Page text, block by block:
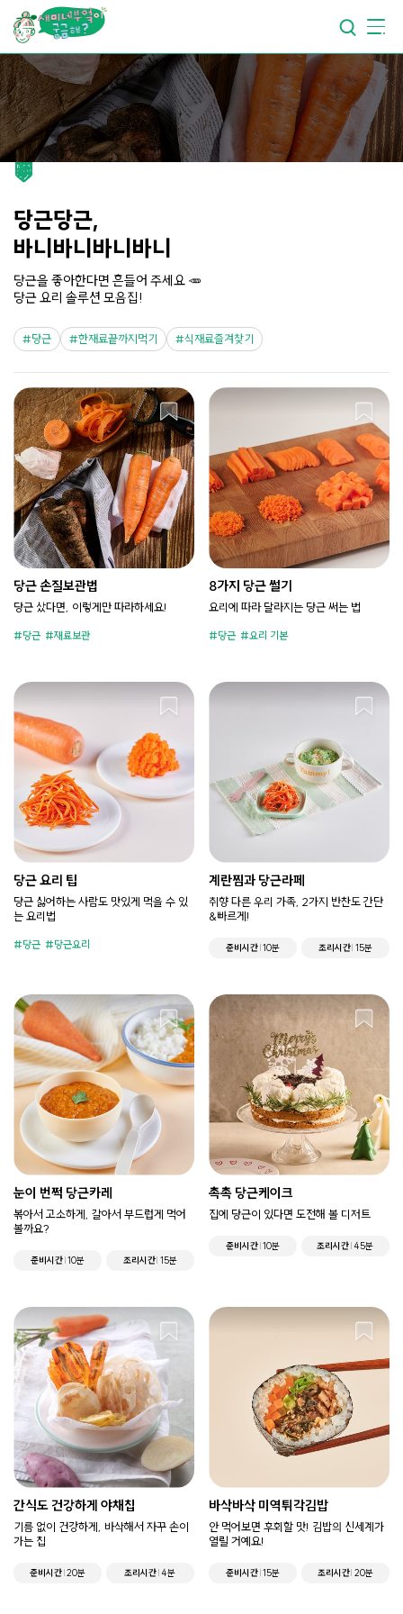
요리가 건강해지는 부엌
요리가쉬워지는부엌
당근당근,
바니바니바니바니
당근을 좋아한다면 흔들어 주세요 🥕
당근 요리 솔루션 모음집!
당근 한재료끝까지먹기 식재료즐겨찾기
당근 손질보관법
당근 샀다면, 이렇게만 따라하세요!
당근 재료보관
8가지 당근 썰기
요리에 따라 달라지는 당근 써는 법
당근 요리 기본
당근 요리 팁
당근 싫어하는 사람도 맛있게 먹을 수 있
는 요리법
당근 당근요리
계란찜과 당근라페
취향 다른 우리 가족, 2가지 반찬도 간단
&빠르게!
준비시간 10분 조리시간 15분
눈이 번쩍 당근카레
볶아서 고소하게, 갈아서 부드럽게 먹어
볼까요?
준비시간 10분 조리시간 15분
촉촉 당근케이크
집에 당근이 있다면 도전해 볼 디저트
준비시간 10분 조리시간 45분
간식도 건강하게 야채칩
기름 없이 건강하게, 바삭해서 자꾸 손이
가는 칩
준비시간 20분 조리시간 4분
바삭바삭 미역튀각김밥
안 먹어보면 후회할 맛! 김밥의 신세계가
열릴 거예요!
준비시간 15분 조리시간 20분